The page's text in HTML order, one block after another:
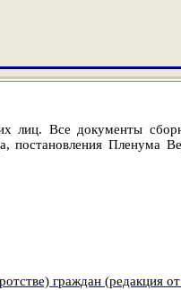
лиц. Все документы
постановления Пленума
граждан (редакция